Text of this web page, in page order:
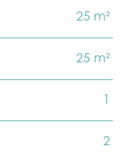
25 m²
25 m²
1
2